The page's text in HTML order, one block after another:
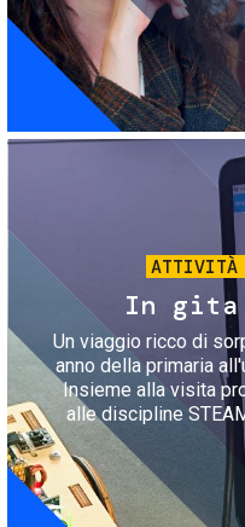
ATTIVITÀ
In gita
Un viaggio ricco di
anno della primaria
Insieme alla visita
alle discipline